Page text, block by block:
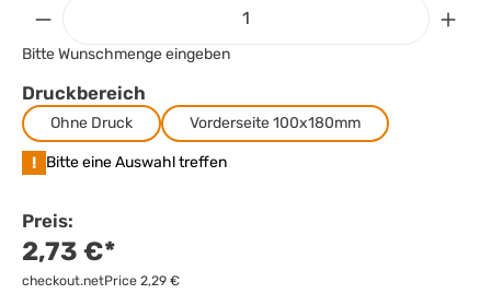
Bitte Wunschmenge eingeben
Druckbereich
Ohne Druck Vorderseite 100x180mm
! Bitte eine Auswahl treffen
Preis:
2,73 €*
checkout.netPrice 2,29 €